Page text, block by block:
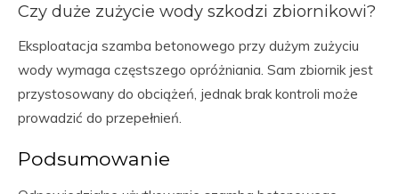
Czy duże zużycie wody szkodzi zbiornikowi?
Eksploatacja szamba betonowego przy dużym zużyciu
wody wymaga częstszego opróżniania. Sam zbiornik jest
przystosowany do obciążeń, jednak brak kontroli może
prowadzić do przepełnień.
Podsumowanie